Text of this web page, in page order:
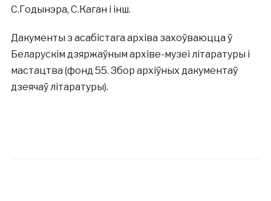
С.Годынэра, С.Каган і інш.
Дакументы з асабістага архіва захоўваюцца ў
Беларускім дзяржаўным архіве-музеі літаратуры і
мастацтва (фонд 55. Збор архіўных дакументаў
дзеячаў літаратуры).